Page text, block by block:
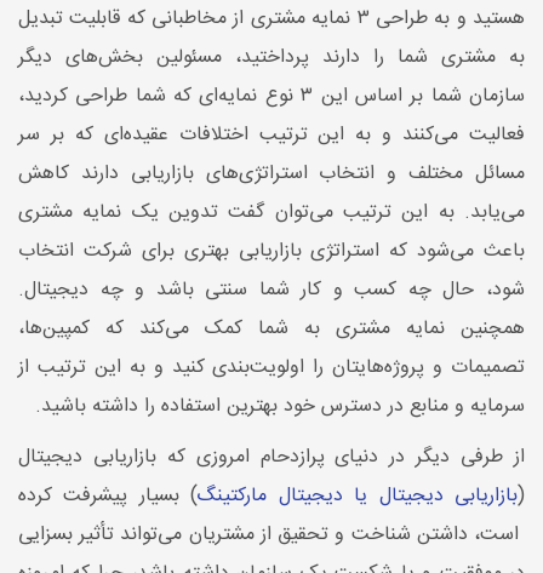
هستید و به طراحی ۳ نمایه مشتری از مخاطبانی که قابلیت تبدیل
به مشتری شما را دارند پرداختید، مسئولین بخش‌های دیگر
سازمان شما بر اساس این ۳ نوع نمایه‌ای که شما طراحی کردید،
فعالیت می‌کنند و به ‌این‌ ترتیب اختلافات عقیده‌ای که بر سر
مسائل مختلف و انتخاب استراتژی‌های بازاریابی دارند کاهش
می‌یابد. به ‌این ‌ترتیب می‌توان گفت تدوین یک نمایه مشتری
باعث می‌شود که استراتژی بازاریابی بهتری برای شرکت انتخاب
شود، حال چه کسب ‌و کار شما سنتی باشد و چه دیجیتال.
همچنین نمایه مشتری به شما کمک می‌کند که کمپین‌ها،
تصمیمات و پروژه‌هایتان را اولویت‌بندی کنید و به ‌این ‌ترتیب از
سرمایه و منابع در دسترس خود بهترین استفاده را داشته باشید.
از طرفی دیگر در دنیای پرازدحام امروزی که بازاریابی دیجیتال
(بازاریابی دیجیتال یا دیجیتال مارکتینگ) بسیار پیشرفت کرده
است، داشتن شناخت و تحقیق از مشتریان می‌تواند تأثیر بسزایی